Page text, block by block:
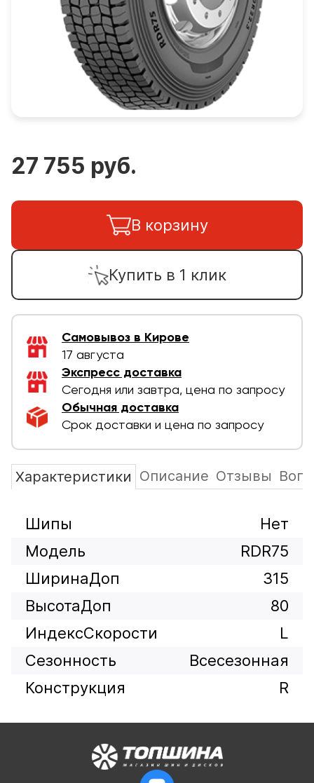
27 755 руб.
В корзину
Купить в 1 клик
Самовывоз в Кирове
17 августа
Экспресс доставка
Сегодня или завтра, цена по запросу
Обычная доставка
Срок доставки и цена по запросу
Характеристики Описание Отзывы
Шипы
Нет
Модель
RDR75
ШиринаДоп
315
ВысотаДоп
80
ИндексСкорости
L
Сезонность
Всесезонная
Конструкция
R